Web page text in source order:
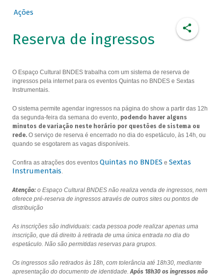
Ações
Reserva de ingressos
O Espaço Cultural BNDES trabalha com um sistema de reserva de
ingressos pela internet para os eventos Quintas no BNDES e Sextas
Instrumentais.
O sistema permite agendar ingressos na página do show a partir das 12h
da segunda-feira da semana do evento, podendo haver alguns
minutos de variação neste horário por questões de sistema ou
rede.O serviço de reserva é encerrado no dia do espetáculo, às 14h, ou
quando se esgotarem as vagas disponíveis.
Confira as atrações dos eventos Quintas no BNDES e Sextas
Instrumentais.
Atenção:o Espaço Cultural BNDES não realiza venda de ingressos, nem
oferece pré-reserva de ingressos através de outros sites ou pontos de
distribuição
As inscrições são individuais: cada pessoa pode realizar apenas uma
inscrição, que dá direito à retirada de uma única entrada no dia do
espetáculo. Não são permitidas reservas para grupos.
Os ingressos são retirados às 18h, com tolerância até 18h30, mediante
apresentação do documento de identidade.Após 18h30 os ingressos não